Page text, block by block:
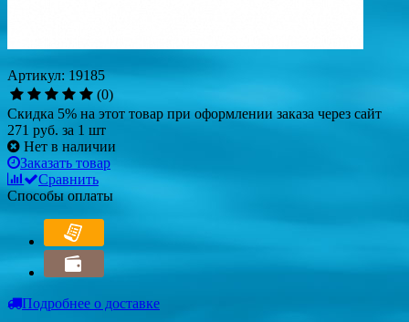
Артикул: 19185
(0)
Скидка 5% на этот товар при оформлении заказа через сайт
271 руб. за 1 шт
Нет в наличии
Заказать товар
Сравнить
Способы оплаты
Подробнее о доставке